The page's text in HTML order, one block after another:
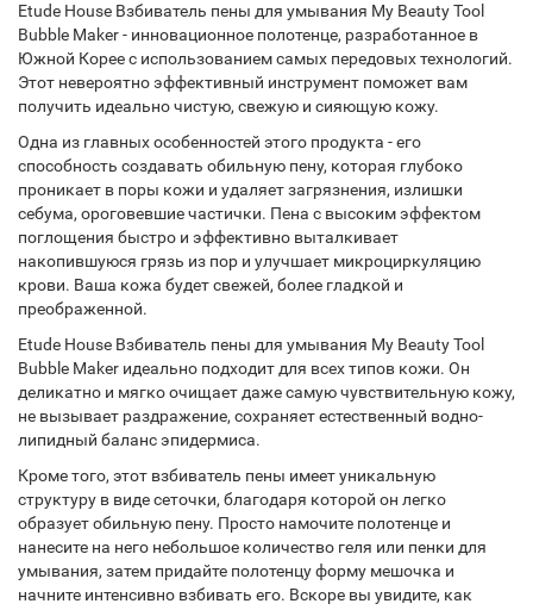
Etude House Взбиватель пены для умывания My Beauty Tool
Bubble Maker - инновационное полотенце, разработанное в
Южной Корее с использованием самых передовых технологий.
Этот невероятно эффективный инструмент поможет вам
получить идеально чистую, свежую и сияющую кожу.
Одна из главных особенностей этого продукта - его
способность создавать обильную пену, которая глубоко
проникает в поры кожи и удаляет загрязнения, излишки
себума, ороговевшие частички. Пена с высоким эффектом
поглощения быстро и эффективно выталкивает
накопившуюся грязь из пор и улучшает микроциркуляцию
крови. Ваша кожа будет свежей, более гладкой и
преображенной.
Etude House Взбиватель пены для умывания My Beauty Tool
Bubble Maker идеально подходит для всех типов кожи. Он
деликатно и мягко очищает даже самую чувствительную кожу,
не вызывает раздражение, сохраняет естественный водно-
липидный баланс эпидермиса.
Кроме того, этот взбиватель пены имеет уникальную
структуру в виде сеточки, благодаря которой он легко
образует обильную пену. Просто намочите полотенце и
нанесите на него небольшое количество геля или пенки для
умывания, затем придайте полотенцу форму мешочка и
начните интенсивно взбивать его. Вскоре вы увидите, как